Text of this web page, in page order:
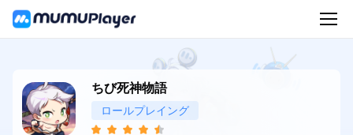
ちび死神物語
ロールプレイング